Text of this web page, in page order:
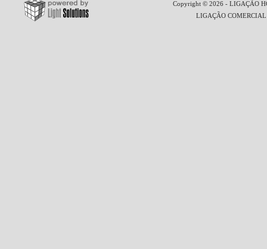
Copyright © 2026 - LIGAÇÃO
LIGAÇÃO